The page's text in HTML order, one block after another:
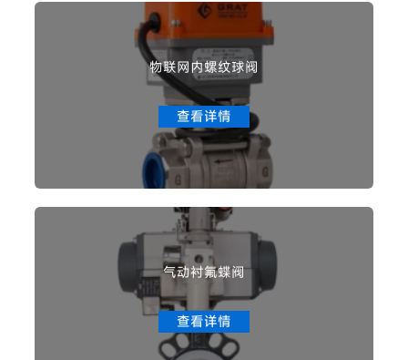
物联网内螺纹球阀
查看详情
气动衬氟蝶阀
查看详情